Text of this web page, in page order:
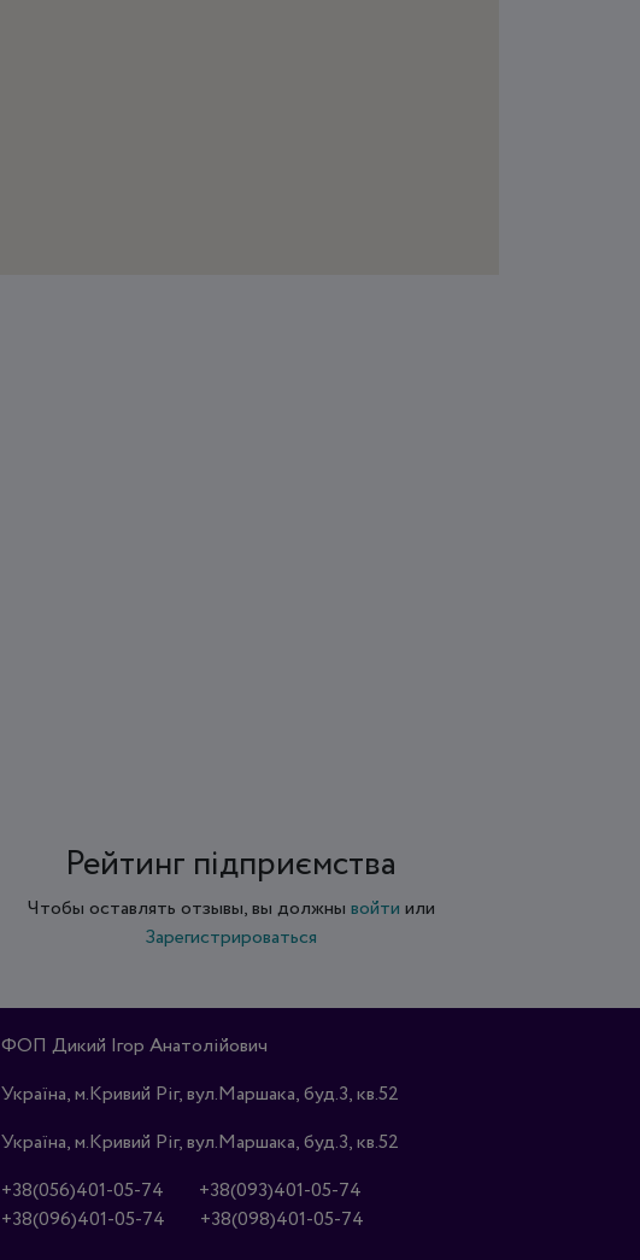
Рейтинг підприємства
Чтобы оставлять отзывы, вы должны войти или
Зарегистрироваться
ФОП Дикий Ігор Анатолійович
Україна, м.Кривий Ріг, вул.Маршака, буд.3, кв.52
Україна, м.Кривий Ріг, вул.Маршака, буд.3, кв.52
+38(056)401-05-74
+38(093)401-05-74
+38(096)401-05-74
+38(098)401-05-74